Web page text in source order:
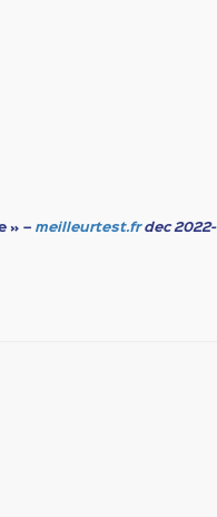
» – meilleurtest.frdec 2022-